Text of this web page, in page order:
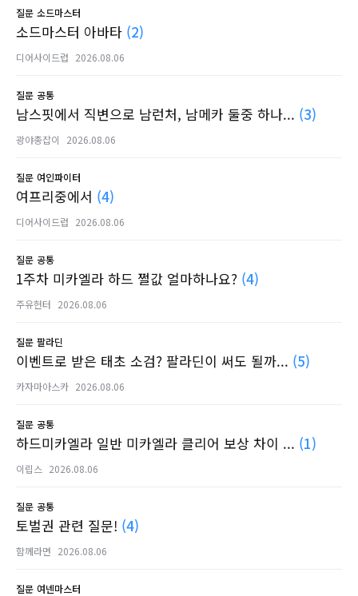
질문 소드마스터
소드마스터 아바타 (2)
디어사이드럽 2026.08.06
질문 공통
남스핏에서 직변으로 남런처, 남메카 둘중 하나... (3)
광야총잡이 2026.08.06
질문 여인파이터
여프리중에서 (4)
디어사이드럽 2026.08.06
질문 공통
1주차 미카엘라 하드 쩔값 얼마하나요? (4)
주유헌터 2026.08.06
질문 팔라딘
이벤트로 받은 태초 소검? 팔라딘이 써도 될까... (5)
카자마아스카 2026.08.06
질문 공통
하드미카엘라 일반 미카엘라 클리어 보상 차이 ... (1)
이립스 2026.08.06
질문 공통
토벌권 관련 질문! (4)
함께라면 2026.08.06
질문 여넨마스터